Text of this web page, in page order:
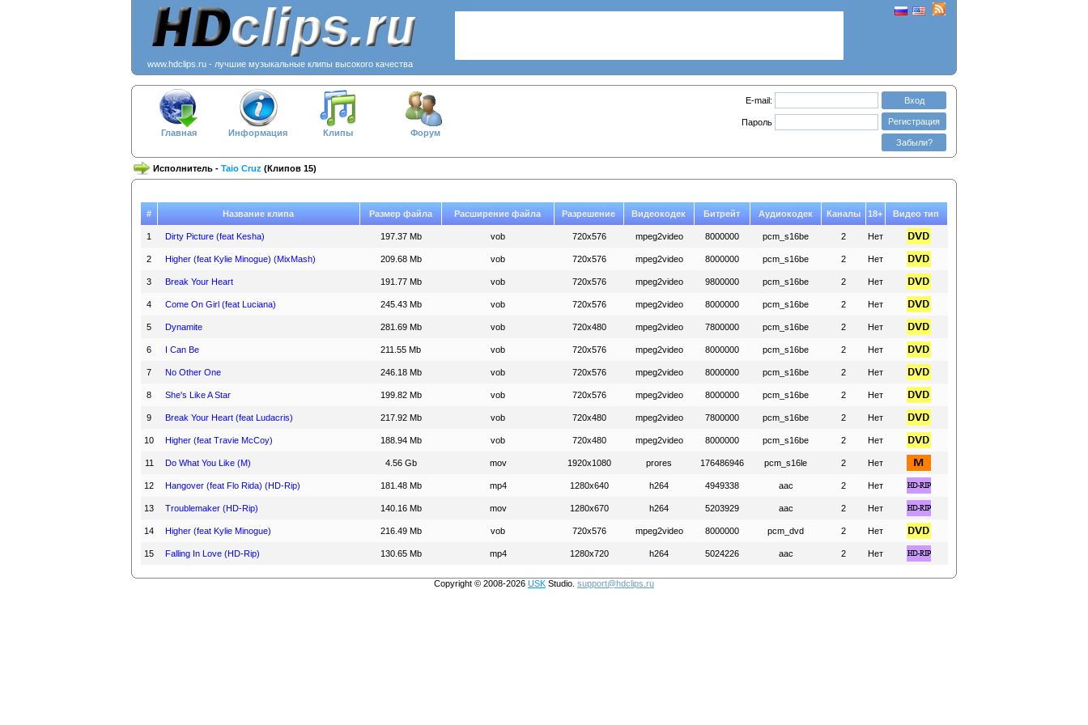
www.hdclips.ru - лучшие музыкальные клипы высокого качества
Главная Информация Клипы Форум
E-mail: Вход
Пароль Регистрация
Забыли?
Исполнитель - Taio Cruz (Клипов 15)
# Название клипа Размер файла Расширение файла Разрешение Видеокодек Битрейт Аудиокодек Каналы 18+ Видео тип
1 Dirty Picture (feat Kesha) 197.37 Mb vob 720x576 mpeg2video 8000000 pcm_s16be 2 Нет
2 Higher (feat Kylie Minogue) (MixMash) 209.68 Mb vob 720x576 mpeg2video 8000000 pcm_s16be 2 Нет
3 Break Your Heart 191.77 Mb vob 720x576 mpeg2video 9800000 pcm_s16be 2 Нет
4 Come On Girl (feat Luciana) 245.43 Mb vob 720x576 mpeg2video 8000000 pcm_s16be 2 Нет
5 Dynamite 281.69 Mb vob 720x480 mpeg2video 7800000 pcm_s16be 2 Нет
6 I Can Be 211.55 Mb vob 720x576 mpeg2video 8000000 pcm_s16be 2 Нет
7 No Other One 246.18 Mb vob 720x576 mpeg2video 8000000 pcm_s16be 2 Нет
8 She's Like A Star 199.82 Mb vob 720x576 mpeg2video 8000000 pcm_s16be 2 Нет
9 Break Your Heart (feat Ludacris) 217.92 Mb vob 720x480 mpeg2video 7800000 pcm_s16be 2 Нет
10 Higher (feat Travie McCoy) 188.94 Mb vob 720x480 mpeg2video 8000000 pcm_s16be 2 Нет
11 Do What You Like (M) 4.56 Gb mov 1920x1080 prores 176486946 pcm_s16le 2 Нет
12 Hangover (feat Flo Rida) (HD-Rip) 181.48 Mb mp4 1280x640 h264 4949338 aac 2 Нет
13 Troublemaker (HD-Rip) 140.16 Mb mov 1280x670 h264 5203929 aac 2 Нет
14 Higher (feat Kylie Minogue) 216.49 Mb vob 720x576 mpeg2video 8000000 pcm_dvd 2 Нет
15 Falling In Love (HD-Rip) 130.65 Mb mp4 1280x720 h264 5024226 aac 2 Нет
Copyright © 2008-2026 USK Studio. support@hdclips.ru